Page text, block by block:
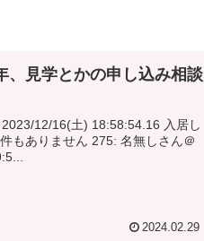
、見学とかの申し込み相談
2024.02.29